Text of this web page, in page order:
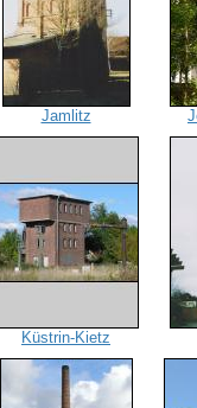
Jamlitz
Küstrin-Kietz